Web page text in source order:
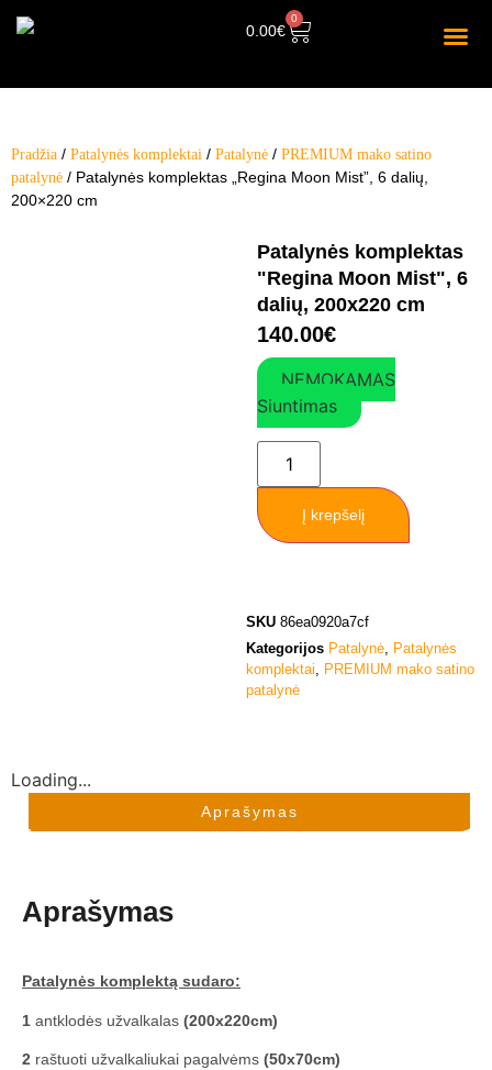
0.00€
0
Pradžia / Patalynės komplektai / Patalynė / PREMIUM mako satino
patalynė / Patalynės komplektas „Regina Moon Mist”, 6 dalių,
200×220 cm
Patalynės komplektas
"Regina Moon Mist", 6
dalių, 200x220 cm
140.00€
NEMOKAMAS
Siuntimas
Į krepšelį
SKU 86ea0920a7cf
Kategorijos Patalynė, Patalynės
komplektai, PREMIUM mako satino
patalynė
Loading...
Aprašymas
Aprašymas
Patalynės komplektą sudaro:
1 antklodės užvalkalas (200x220cm)
2 raštuoti užvalkaliukai pagalvėms (50x70cm)